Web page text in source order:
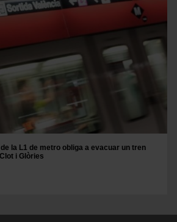
la L1 de metro obliga a evacuar un tren
i Glòries